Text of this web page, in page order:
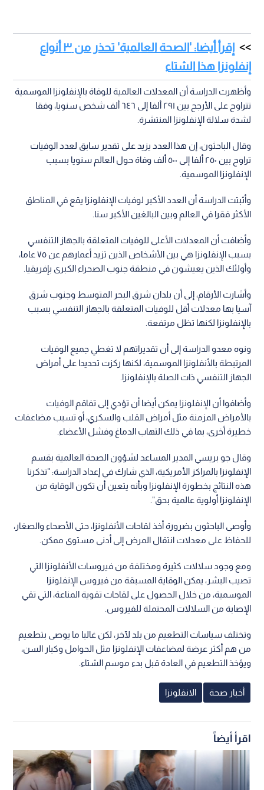
إقرأ أيضا: 'الصحة العالمية' تحذر من ٣ أنواع
إنفلونزا هذا الشتاء
وأظهرت الدراسة أن المعدلات العالمية للوفاة بالإنفلونزا الموسمية
تتراوح على الأرجح بين ٢٩١ ألفا إلى ٦٤٦ ألف شخص سنويا، وفقا
لشدة سلالة الإنفلونزا المنتشرة.
وقال الباحثون، إن هذا العدد يزيد على تقدير سابق لعدد الوفيات
تراوح بين ٢٥٠ ألفا إلى ٥٠٠ ألف وفاة حول العالم سنويا بسبب
الإنفلونزا الموسمية.
وأثبتت الدراسة أن العدد الأكبر لوفيات الإنفلونزا يقع في المناطق
الأكثر فقرا في العالم وبين البالغين الأكبر سنا.
وأضافت أن المعدلات الأعلى للوفيات المتعلقة بالجهاز التنفسي
بسبب الإنفلونزا هي بين الأشخاص الذين تزيد أعمارهم عن ٧٥ عاما،
وأولئك الذين يعيشون في منطقة جنوب الصحراء الكبرى بإفريقيا.
وأشارت الأرقام، إلى أن بلدان شرق البحر المتوسط وجنوب شرق
آسيا بها معدلات أقل للوفيات المتعلقة بالجهاز التنفسي بسبب
بالإنفلونزا لكنها تظل مرتفعة.
ونوه معدو الدراسة إلى أن تقديراتهم لا تغطي جميع الوفيات
المرتبطة بالأنفلونزا الموسمية، لكنها ركزت تحديدا على أمراض
الجهاز التنفسي ذات الصلة بالإنفلونزا.
وأضافوا أن الإنفلونزا يمكن أيضا أن تؤدي إلى تفاقم الوفيات
بالأمراض المزمنة مثل أمراض القلب والسكري، أو تسبب مضاعفات
خطيرة أخرى، بما في ذلك التهاب الدماغ وفشل الأعضاء.
وقال جو بريسي المدير المساعد لشؤون الصحة العالمية بقسم
الإنفلونزا بالمراكز الأمريكية، الذي شارك في إعداد الدراسة: "تذكرنا
هذه النتائج بخطورة الإنفلونزا وبأنه يتعين أن تكون الوقاية من
الإنفلونزا أولوية عالمية بحق".
وأوصى الباحثون بضرورة أخذ لقاحات الأنفلونزا، حتى الأصحاء والصغار،
للحفاظ على معدلات انتقال المرض إلى أدنى مستوى ممكن.
ومع وجود سلالات كثيرة ومختلفة من فيروسات الأنفلونزا التي
تصيب البشر، يمكن الوقاية المسبقة من فيروس الإنفلونزا
الموسمية، من خلال الحصول على لقاحات تقوية المناعة، التي تقي
الإصابة من السلالات المحتملة للفيروس.
وتختلف سياسات التطعيم من بلد لآخر، لكن غالبا ما يوصى بتطعيم
من هم أكثر عرضة لمضاعفات الإنفلونزا مثل الحوامل وكبار السن،
ويؤخذ التطعيم في العادة قبل بدء موسم الشتاء.
أخبار صحة الانفلونزا
اقرأ أيضاً